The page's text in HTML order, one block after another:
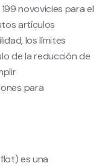
novovicies para el
artículos
los límites
de la reducción de
para
es una